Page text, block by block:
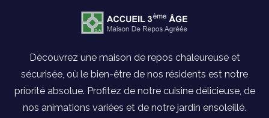
Découvrez une maison de repos chaleureuse et
sécurisée, où le bien-être de nos résidents est notre
priorité absolue. Profitez de notre cuisine délicieuse, de
nos animations variées et de notre jardin ensoleillé.